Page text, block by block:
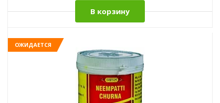
В корзину
ОЖИДАЕТСЯ